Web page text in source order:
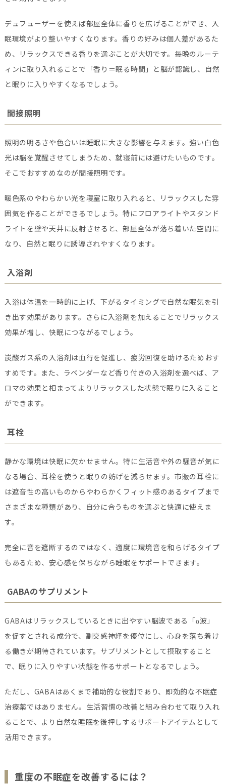
デュフューザーを使えば部屋全体に香りを広げることができ、入
眠環境がより整いやすくなります。香りの好みは個人差があるた
め、リラックスできる香りを選ぶことが大切です。毎晩のルーテ
ィンに取り入れることで「香り＝眠る時間」と脳が認識し、自然
と眠りに入りやすくなるでしょう。
間接照明
照明の明るさや色合いは睡眠に大きな影響を与えます。強い白色
光は脳を覚醒させてしまうため、就寝前には避けたいものです。
そこでおすすめなのが間接照明です。
暖色系のやわらかい光を寝室に取り入れると、リラックスした雰
囲気を作ることができるでしょう。特にフロアライトやスタンド
ライトを壁や天井に反射させると、部屋全体が落ち着いた空間に
なり、自然と眠りに誘導されやすくなります。
入浴剤
入浴は体温を一時的に上げ、下がるタイミングで自然な眠気を引
き出す効果があります。さらに入浴剤を加えることでリラックス
効果が増し、快眠につながるでしょう。
炭酸ガス系の入浴剤は血行を促進し、疲労回復を助けるためおす
すめです。また、ラベンダーなど香り付きの入浴剤を選べば、ア
ロマの効果と相まってよりリラックスした状態で眠りに入ること
ができます。
耳栓
静かな環境は快眠に欠かせません。特に生活音や外の騒音が気に
なる場合、耳栓を使うと眠りの妨げを減らせます。市販の耳栓に
は遮音性の高いものからやわらかくフィット感のあるタイプまで
さまざまな種類があり、自分に合うものを選ぶと快適に使えま
す。
完全に音を遮断するのではなく、適度に環境音を和らげるタイプ
もあるため、安心感を保ちながら睡眠をサポートできます。
GABAのサプリメント
GABAはリラックスしているときに出やすい脳波である「α波」
を促すとされる成分で、副交感神経を優位にし、心身を落ち着け
る働きが期待されています。サプリメントとして摂取すること
で、眠りに入りやすい状態を作るサポートとなるでしょう。
ただし、GABAはあくまで補助的な役割であり、即効的な不眠症
治療薬ではありません。生活習慣の改善と組み合わせて取り入れ
ることで、より自然な睡眠を後押しするサポートアイテムとして
活用できます。
重度の不眠症を改善するには？